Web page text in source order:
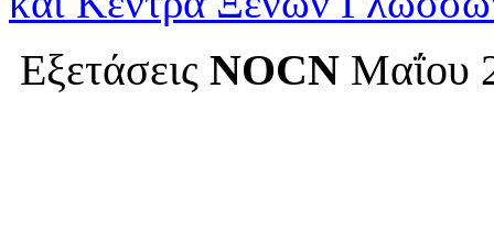
Εξετάσεις NOCN Μαΐου